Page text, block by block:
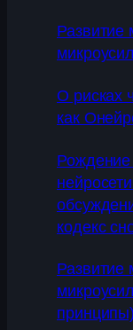
Развитие
О рисках
как
Рождение
кодекс
Развитие
принципы)